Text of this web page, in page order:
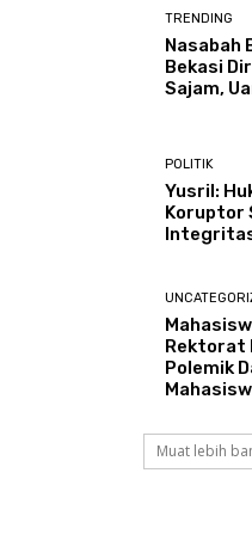
TRENDING
Nasabah
Bekasi
Sajam,
POLITIK
Yusril:
Koruptor
Rektorat
Polemik
Muat lebih